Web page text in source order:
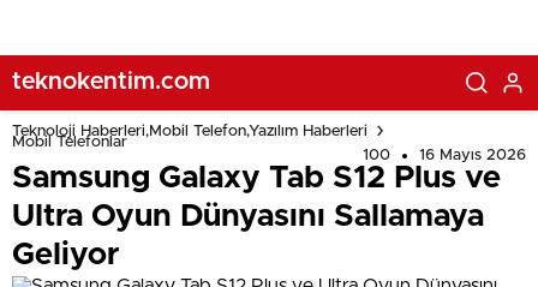
teknokentim.com
Teknoloji Haberleri,Mobil Telefon,Yazılım Haberleri
Mobil Telefonlar
100
16 Mayıs 2026
Samsung Galaxy Tab S12 Plus ve
Ultra Oyun Dünyasını Sallamaya
Geliyor